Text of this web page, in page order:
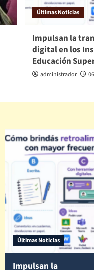
Últimas Noticias
Impulsan la
digital en los
Educación
administrador
Últimas Noticias
Impulsan la